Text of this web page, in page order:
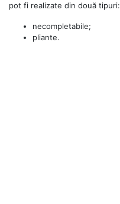
pot fi realizate din două tipuri:
necompletabile;
pliante.